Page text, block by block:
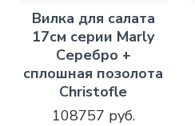
Вилка для салата
17см серии Marly
Серебро +
сплошная позолота
Christofle
108757 руб.